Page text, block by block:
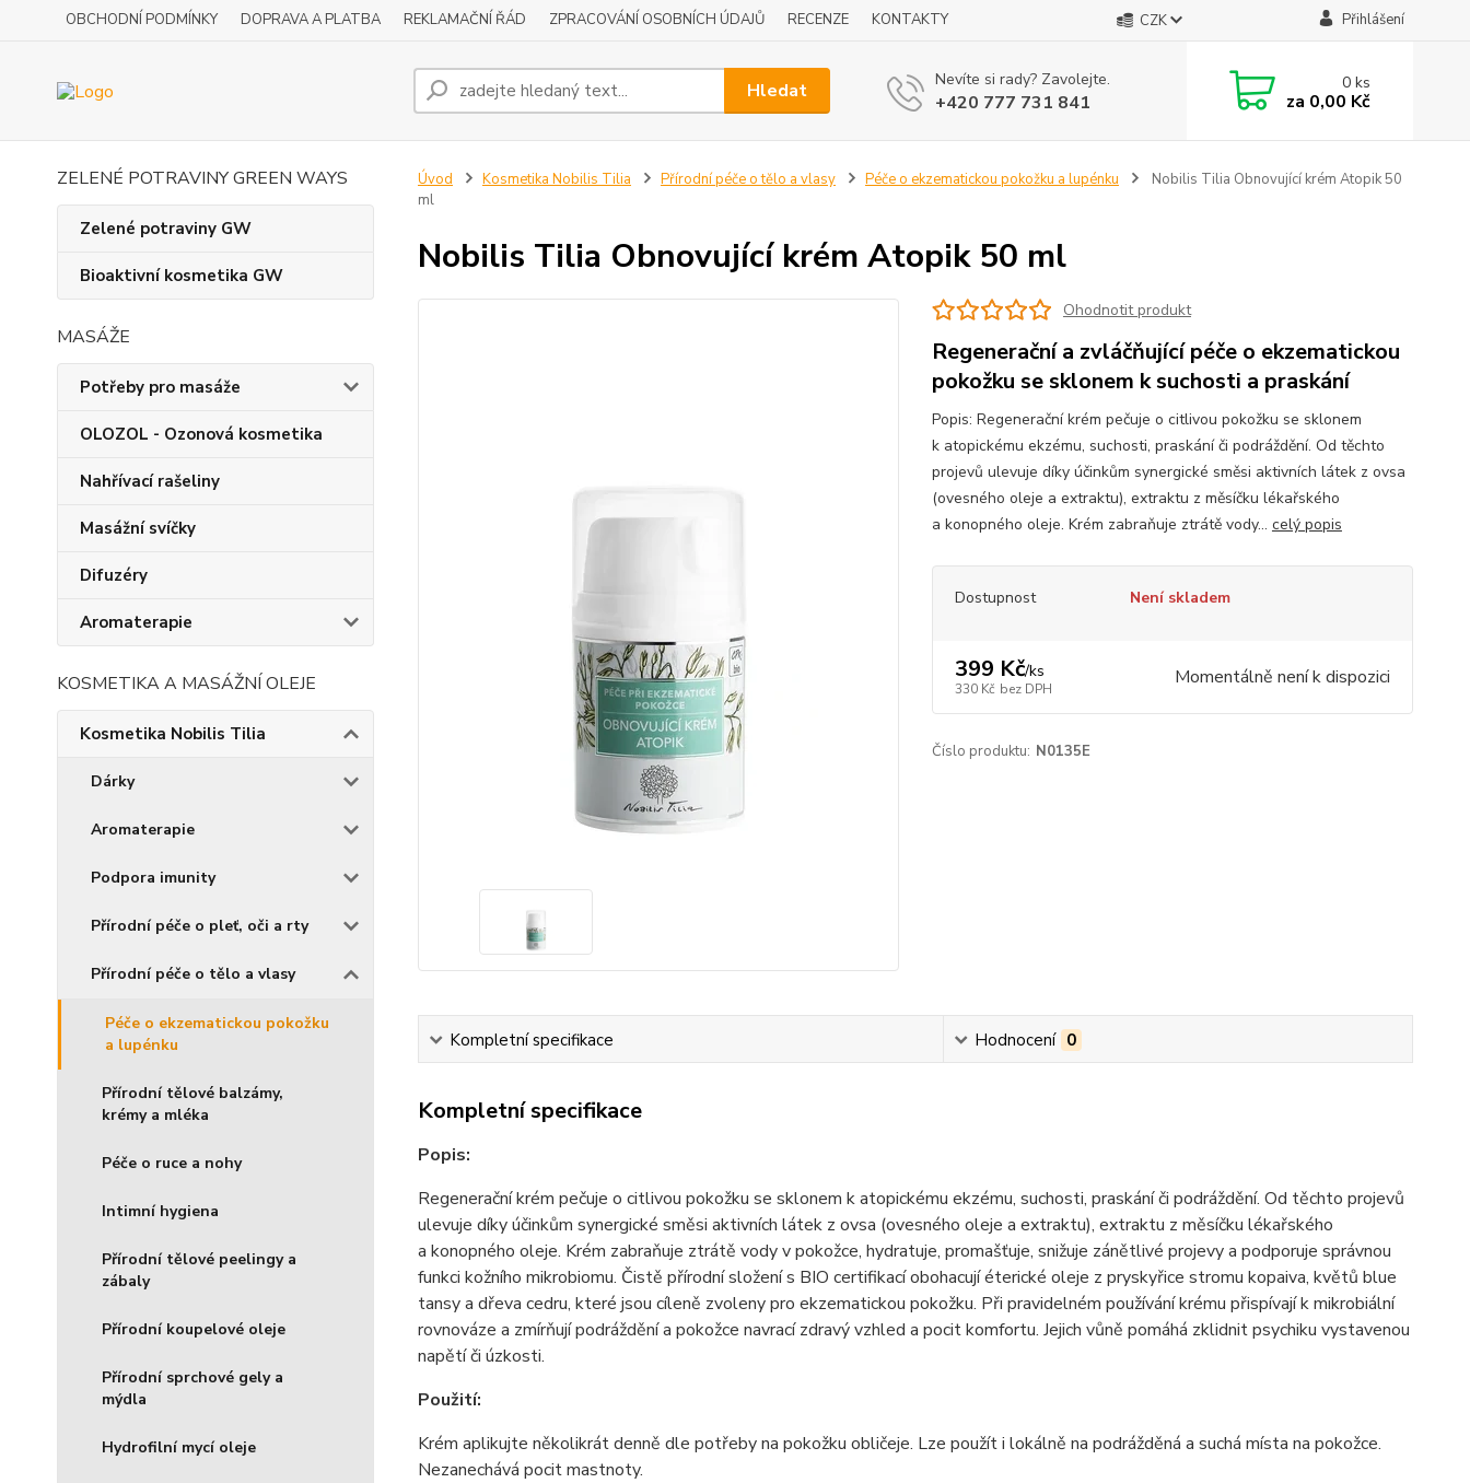
OBCHODNÍ PODMÍNKY DOPRAVA A PLATBA REKLAMAČNÍ ŘÁD ZPRACOVÁNÍ OSOBNÍCH ÚDAJŮ RECENZE KONTAKTY CZK Přihlášení
Hledat Nevíte si rady? Zavolejte.
+420 777 731 841
0ks
za 0,00 Kč
ZELENÉ POTRAVINY GREEN WAYS
Zelené potraviny GW
Bioaktivní kosmetika GW
MASÁŽE
Potřeby pro masáže
OLOZOL - Ozonová kosmetika
Nahřívací rašeliny
Masážní svíčky
Difuzéry
Aromaterapie
KOSMETIKA A MASÁŽNÍ OLEJE
Kosmetika Nobilis Tilia
Dárky
Aromaterapie
Podpora imunity
Přírodní péče o pleť, oči a rty
Přírodní péče o tělo a vlasy
Péče o ekzematickou pokožku
a lupénku
Přírodní tělové balzámy,
krémy a mléka
Péče o ruce a nohy
Intimní hygiena
Přírodní tělové peelingy a
zábaly
Přírodní koupelové oleje
Přírodní sprchové gely a
mýdla
Hydrofilní mycí oleje
Úvod Kosmetika Nobilis Tilia Přírodní péče o tělo a vlasy Péče o ekzematickou pokožku a lupénku
Nobilis Tilia Obnovující krém Atopik 50
ml
Nobilis Tilia Obnovující krém Atopik 50 ml
Ohodnotit produkt
Regenerační a zvláčňující péče o ekzematickou
pokožku se sklonem k suchosti a praskání
Popis: Regenerační krém pečuje o citlivou pokožku se sklonem
k atopickému ekzému, suchosti, praskání či podráždění. Od těchto
projevů ulevuje díky účinkům synergické směsi aktivních látek z ovsa
(ovesného oleje a extraktu), extraktu z měsíčku lékařského
a konopného oleje. Krém zabraňuje ztrátě vody... celý popis
Dostupnost Není skladem
399 Kč/ks
330 Kč bez DPH Momentálně není k dispozici
Číslo produktu: N0135E
Kompletní specifikace Hodnocení 0
Kompletní specifikace
Popis:
Regenerační krém pečuje o citlivou pokožku se sklonem k atopickému ekzému, suchosti, praskání či podráždění. Od těchto projevů
ulevuje díky účinkům synergické směsi aktivních látek z ovsa (ovesného oleje a extraktu), extraktu z měsíčku lékařského
a konopného oleje. Krém zabraňuje ztrátě vody v pokožce, hydratuje, promašťuje, snižuje zánětlivé projevy a podporuje správnou
funkci kožního mikrobiomu. Čistě přírodní složení s BIO certifikací obohacují éterické oleje z pryskyřice stromu kopaiva, květů blue
tansy a dřeva cedru, které jsou cíleně zvoleny pro ekzematickou pokožku. Při pravidelném používání krému přispívají k mikrobiální
rovnováze a zmírňují podráždění a pokožce navrací zdravý vzhled a pocit komfortu. Jejich vůně pomáhá zklidnit psychiku vystavenou
napětí či úzkosti.
Použití:
Krém aplikujte několikrát denně dle potřeby na pokožku obličeje. Lze použít i lokálně na podrážděná a suchá místa na pokožce.
Nezanechává pocit mastnoty.